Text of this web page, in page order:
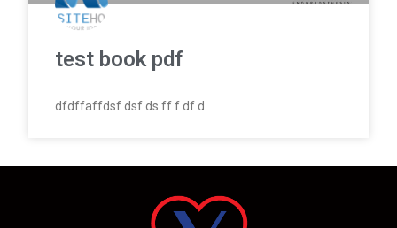
test book pdf
dfdffaffdsf dsf ds ff f df d